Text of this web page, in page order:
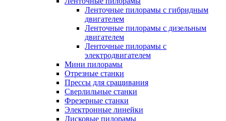
Ленточные пилорамы с гибридным
двигателем
Ленточные пилорамы с дизельным
двигателем
Ленточные пилорамы с
электродвигателем
Мини пилорамы
Отрезные станки
Прессы для сращивания
Сверлильные станки
Фрезерные станки
Электронные линейки
Дисковые пилорамы